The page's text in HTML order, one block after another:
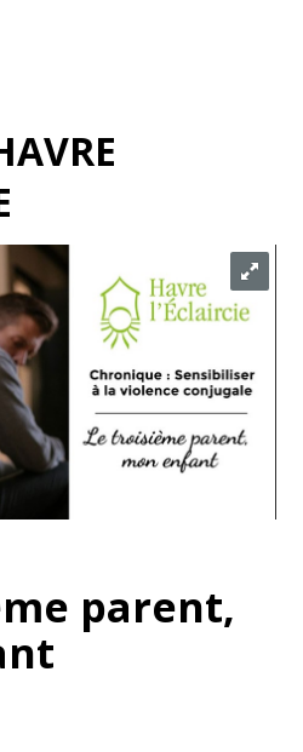
parent,